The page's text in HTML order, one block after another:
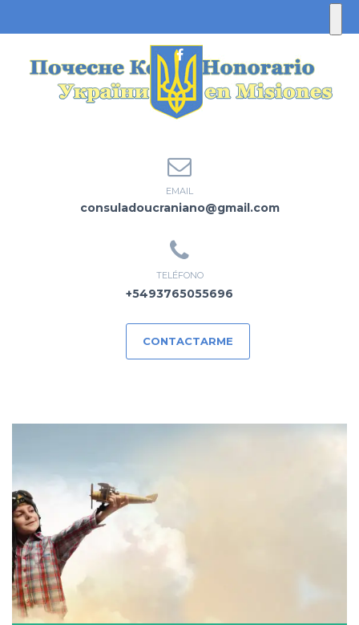
EMAIL
consuladoucraniano@gmail.com
TELÉFONO
+5493765055696
CONTACTARME